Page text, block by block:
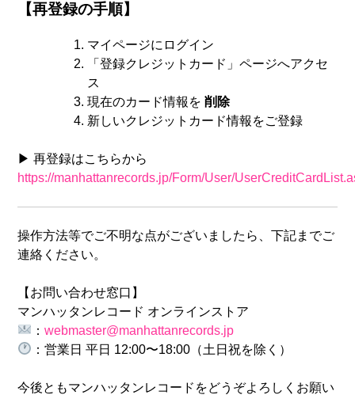
【再登録の手順】
マイページにログイン
「登録クレジットカード」ページへアクセ
ス
現在のカード情報を 削除
新しいクレジットカード情報をご登録
▶ 再登録はこちらから
https://manhattanrecords.jp/Form/User/
操作方法等でご不明な点がございましたら、下記までご
連絡ください。
【お問い合わせ窓口】
マンハッタンレコード オンラインストア
：webmaster@manhattanrecords.jp
：営業日 平日 12:00〜18:00（土日祝を除く）
今後ともマンハッタンレコードをどうぞよろしくお願い